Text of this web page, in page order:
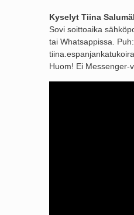
Kyselyt Tiina
Sovi soittoaika
tai Whatsappissa.
Huom! Ei Messenger-